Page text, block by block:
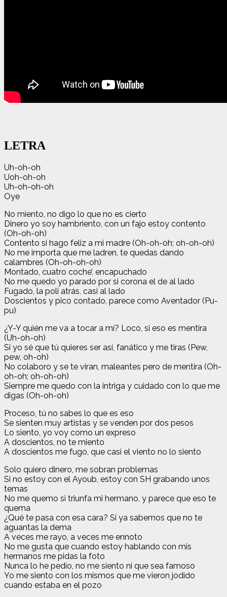
LETRA
Uh-oh-oh
Uoh-oh-oh
Uh-oh-oh-oh
Oye
No miento, no digo lo que no es cierto
Dinero yo soy hambriento, con un fajo estoy contento
(Oh-oh-oh)
Contento si hago feliz a mi madre (Oh-oh-oh; oh-oh-oh)
No me importa que me ladren, te quedas dando
calambres (Oh-oh-oh-oh)
Montado, cuatro coche’, encapuchado
No me quedo yo parado por si corona el de al lado
Fugado, la poli atrás, casi al lado
Doscientos y pico contado, parece como Aventador (Pu-
pu)
¿Y-Y quién me va a tocar a mí? Loco, si eso es mentira
(Uh-oh-oh)
Si yo sé que tú quieres ser así, fanático y me tiras (Pew,
pew, oh-oh)
No colaboro y se te viran, malеantes pero de mеntira (Oh-
oh-oh; oh-oh-oh)
Siempre me quedo con la intriga y cuidado con lo que me
digas (Oh-oh-oh)
Proceso, tú no sabes lo que es eso
Se sienten muy artistas y se venden por dos pesos
Lo siento, yo voy como un expreso
A doscientos, no te miento
A doscientos me fugo, que casi el viento no lo siento
Solo quiero dinero, me sobran problemas
Si no estoy con el Ayoub, estoy con SH grabando unos
temas
No me quemo si triunfa mi hermano, y parece que eso te
quema
¿Qué te pasa con esa cara? Si ya sabemos que no te
aguantas la dema
A veces me rayo, a veces me ennoto
No me gusta que cuando estoy hablando con mis
hermanos me pidas la foto
Nunca lo he pedío, no me siento ni que sea famoso
Yo me siento con los mismos que me vieron jodido
cuando estaba en el pozo